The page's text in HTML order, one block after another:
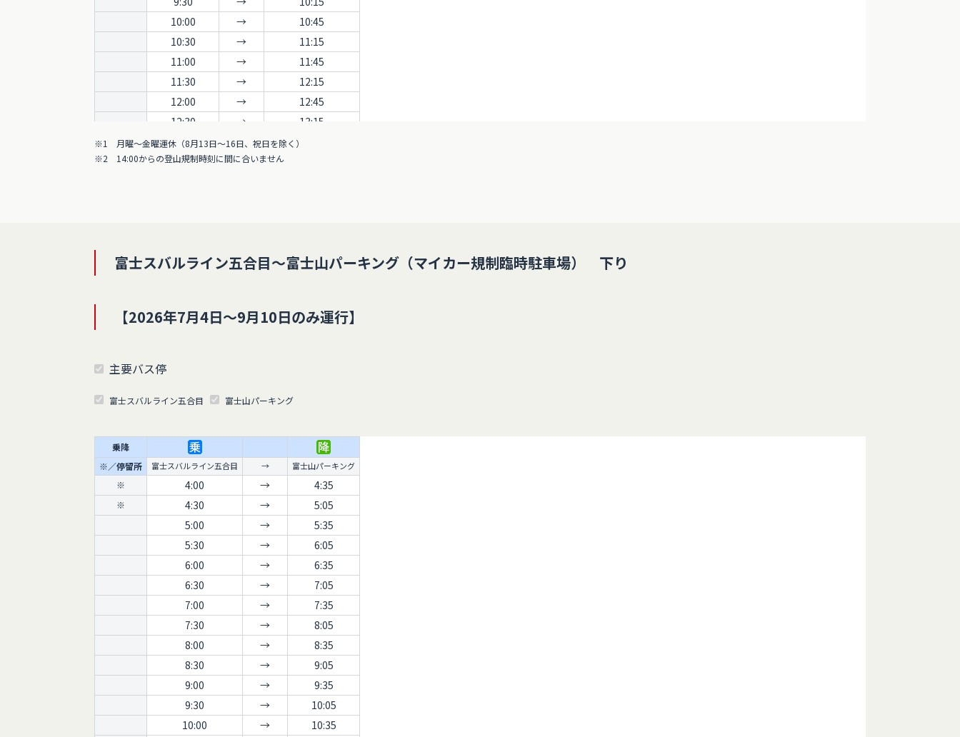
10:00
→
10:45
10:30
→
11:15
11:00
→
11:45
11:30
→
12:15
12:00
→
12:45
12:30
→
13:15
13:00
→
※2 13:30 →
※2 16:00 → 16:45
※2 17:30 → 18:15
※1 月曜～金曜運休（8月13日～16日、祝日を除く）
※2 14:00からの登山規制時刻に間に合いません
富士スバルライン五合目～富士山パーキング（マイカー規制臨時駐車場） 下り
【2026年7月4日～9月10日のみ運行】
主要バス停
富士スバルライン五合目 富士山パーキング
乗降
※／停留所
富士スバルライン五合目 → 富士山パーキング
※ 4:00 → 4:35
※ 4:30 →
5:05
5:00
→
5:35
5:30
→
6:05
6:00
→
6:35
6:30
→
7:05
7:00
→
7:35
7:30
→
8:05
8:00
→
8:35
8:30
→
9:05
9:00
→
9:35
9:30
→
10:05
10:00
→
10:35